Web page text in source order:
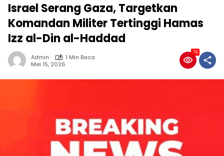
Israel Serang Gaza, Targetkan
Komandan Militer Tertinggi Hamas
Izz al-Din al-Haddad
Admin
1 Min Baca
Mei 15, 2026
76